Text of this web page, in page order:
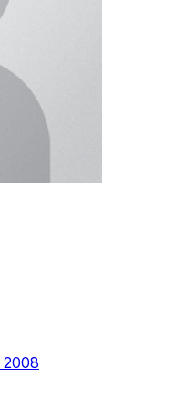
2008